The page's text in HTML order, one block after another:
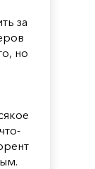
за
но